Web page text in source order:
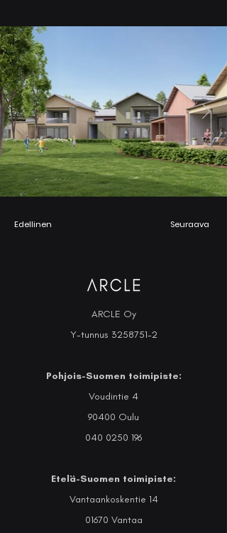
Edellinen Seuraava
ARCLE Oy
Y-tunnus 3258751-2
Pohjois-Suomen toimipiste:
Voudintie 4
90400 Oulu
040 0250 196
Etelä-Suomen toimipiste:
Vantaankoskentie 14
01670 Vantaa